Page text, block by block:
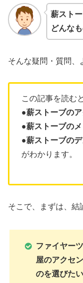
薪スト
どんな
そんな疑問・質問、
この記事を読むと
●薪ストーブの
●薪ストーブの
●薪ストーブの
がわかります。
そこで、まずは、結
ファイヤー
屋のアクセ
のを選びたい